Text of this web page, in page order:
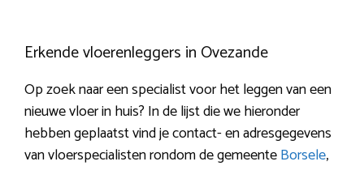
Erkende vloerenleggers in Ovezande
Op zoek naar een specialist voor het leggen van een
nieuwe vloer in huis? In de lijst die we hieronder
hebben geplaatst vind je contact- en adresgegevens
van vloerspecialisten rondom de gemeenteBorsele,